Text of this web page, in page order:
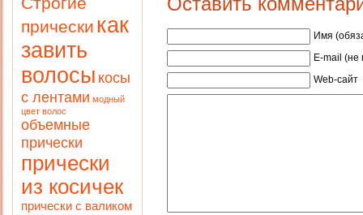
прически как
завить
волосы косы
с лентами модный
цвет волос
объемные
прически
прически
из косичек
прически с валиком
Имя
E-mail (не
Web-сайт